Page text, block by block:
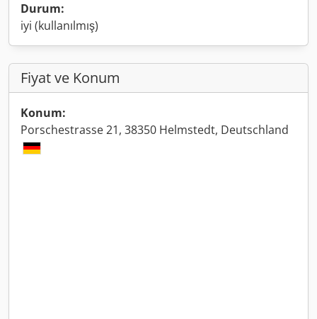
Durum:
iyi (kullanılmış)
Fiyat ve Konum
Konum:
Porschestrasse 21, 38350 Helmstedt, Deutschland